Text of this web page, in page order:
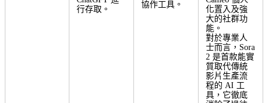
行存取。
協作工具。
化置入及強
大的社群功
能。
對於專業人
士而言，Sora
2 是首款能實
質取代傳統
影片生產流
程的 AI 工
具，它徹底